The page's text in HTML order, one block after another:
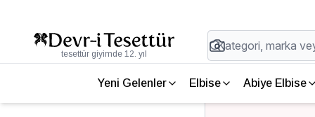
tesettür giyimde 12. yıl
Yeni Gelenler Elbise Abiye Elbise